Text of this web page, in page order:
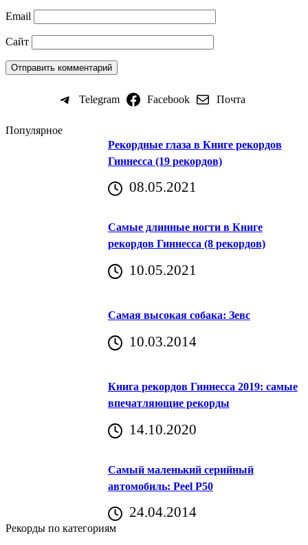
Email
Сайт
Telegram Facebook Почта
Популярное
Рекордные глаза в Книге рекордов
Гиннесса (19 рекордов)
08.05.2021
Самые длинные ногти в Книге
рекордов Гиннесса (8 рекордов)
10.05.2021
Самая высокая собака: Зевс
10.03.2014
Книга рекордов Гиннесса 2019: самые
впечатляющие рекорды
14.10.2020
Самый маленький серийный
автомобиль: Peel P50
24.04.2014
Рекорды по категориям